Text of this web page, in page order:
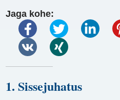
Jaga kohe:
1. Sissejuhatus